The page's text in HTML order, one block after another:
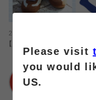
2026.08.06
【風通し抜群！】フルメッシュソ
靴下屋
Please visit
you would
US.